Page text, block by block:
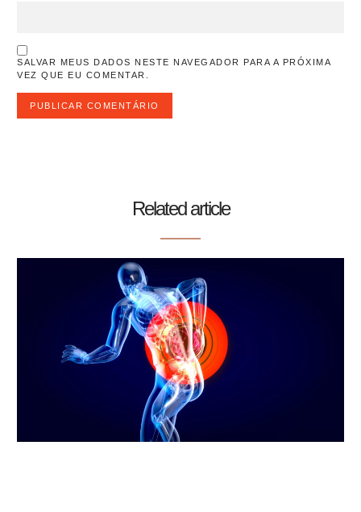
SALVAR MEUS DADOS NESTE NAVEGADOR PARA A PRÓXIMA
VEZ QUE EU COMENTAR.
Related article